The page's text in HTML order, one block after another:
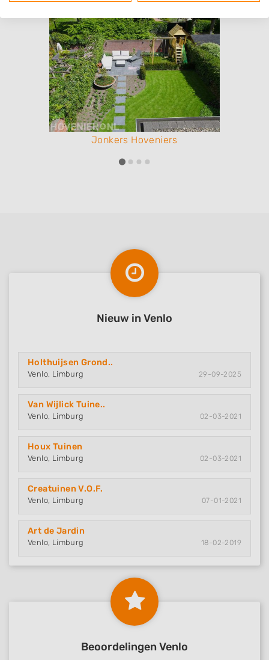
Jonkers Hoveniers
Nieuw in Venlo
Holthuijsen Grond..
Venlo, Limburg 29-09-2025
Van Wijlick Tuine..
Venlo, Limburg 02-03-2021
Houx Tuinen
Venlo, Limburg 02-03-2021
Creatuinen V.O.F.
Venlo, Limburg 07-01-2021
Art de Jardin
Venlo, Limburg 18-02-2019
Beoordelingen Venlo